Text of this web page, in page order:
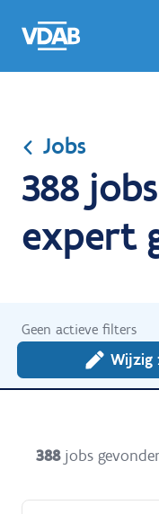
naar
een
een
job
naar
Jobs
388
expert
Geen actieve filters
Wijzig
388 jobs